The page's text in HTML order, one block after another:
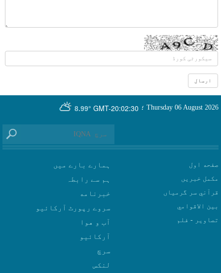
GMT-20:02:30
8.99° Thursday 06 August 2026 ؛
صفحه اول
مکمل خبریں
قرآني سر گرمياں
بين الاقوامي
تصاوير - فلم
ہمارے بارے میں
ہم سے رابطہ
سروے رپورٹ آرکائیو
آب و هوا
سرچ
لنکس